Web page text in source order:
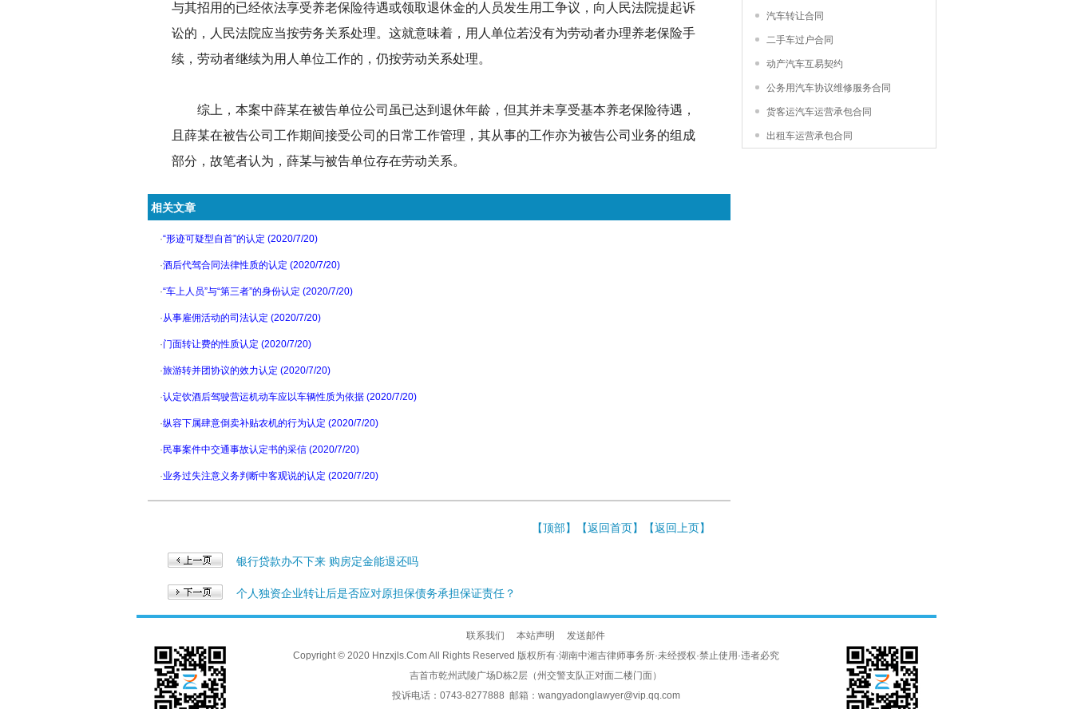
与其招用的已经依法享受养老保险待遇或领取退休金的人员发生用工争议，向人民法院提起诉
讼的，人民法院应当按劳务关系处理。这就意味着，用人单位若没有为劳动者办理养老保险手
续，劳动者继续为用人单位工作的，仍按劳动关系处理。
综上，本案中薛某在被告单位公司虽已达到退休年龄，但其并未享受基本养老保险待遇，
且薛某在被告公司工作期间接受公司的日常工作管理，其从事的工作亦为被告公司业务的组成
部分，故笔者认为，薛某与被告单位存在劳动关系。
相关文章
·“形迹可疑型自首”的认定 (2020/7/20)
·酒后代驾合同法律性质的认定 (2020/7/20)
·“车上人员”与“第三者”的身份认定 (2020/7/20)
·从事雇佣活动的司法认定 (2020/7/20)
·门面转让费的性质认定 (2020/7/20)
·旅游转并团协议的效力认定 (2020/7/20)
·认定饮酒后驾驶营运机动车应以车辆性质为依据 (2020/7/20)
·纵容下属肆意倒卖补贴农机的行为认定 (2020/7/20)
· 民事案件中交通事故认定书的采信 (2020/7/20)
·业务过失注意义务判断中客观说的认定 (2020/7/20)
【顶部】【返回首页】【返回上页】
银行贷款办不下来 购房定金能退还吗
个人独资企业转让后是否应对原担保债务承担保证责任？
汽车转让合同
二手车过户合同
动产汽车互易契约
公务用汽车协议维修服务合同
货客运汽车运营承包合同
出租车运营承包合同
联系我们 本站声明
发送邮件
Copyright © 2020 Hnzxjls.Com All Rights Reserved 版权所有·湖南中湘吉律师事务所·未经授权·禁止使用·违者必究
吉首市乾州武陵广场D栋2层（州交警支队正对面二楼门面）
投诉电话：0743-8277888 邮箱：wangyadonglawyer@vip.qq.com